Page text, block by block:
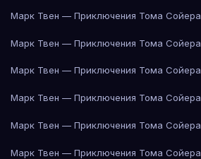
Марк Твен — Приключения Тома Сойера
Марк Твен — Приключения Тома Сойера
Марк Твен — Приключения Тома Сойера
Марк Твен — Приключения Тома Сойера
Марк Твен — Приключения Тома Сойера
Марк Твен — Приключения Тома Сойера